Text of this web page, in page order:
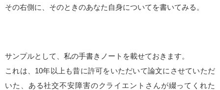
その右側に、そのときのあなた自身についてを書いてみる。
サンプルとして、私の手書きノートを載せておきます。
これは、10年以上も昔に許可をいただいて論文にさせていただ
いた、ある社交不安障害のクライエントさんが綴ってくれた